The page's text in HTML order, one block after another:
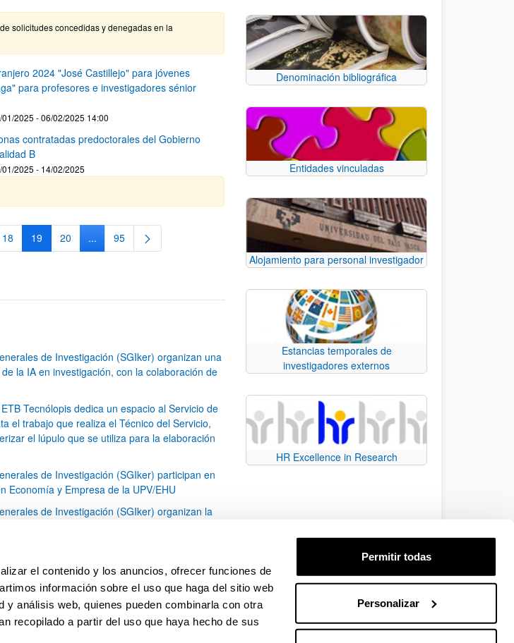
el contenido y los anuncios, ofrecer funciones de
información sobre el uso que haga del sitio web
análisis web, quienes pueden combinarla con otra
recopilado a partir del uso que haya hecho de sus
Permitir todas
Personalizar
solicitudes concedidas y denegadas en la
2024 "José Castillejo" para jóvenes
para profesores e investigadores sénior
2025 - 06/02/2025 14:00
contratadas predoctorales del Gobierno
B
2025 - 14/02/2025
intermedias Use TAB para desplazarse.
Página
18 Página
19 Página
20 ...Páginas intermedias Use TAB para desplazarse.
Página
95
de Investigación (SGIker) organizan una
la IA en investigación, con la colaboración de
Tecnólopis dedica un espacio al Servicio de
el trabajo que realiza el Técnico del Servicio,
el lúpulo que se utiliza para la elaboración
de Investigación (SGIker) participan en
Economía y Empresa de la UPV/EHU
de Investigación (SGIker) organizan la
variedades de lúpulo silvestre
Página
2 Página
3 ...
Páginas intermedias Use TAB para desplazarse.
Página
79
Denominación bibliográfica
Entidades vinculadas
Alojamiento para personal investigador
Estancias temporales de
investigadores externos
HR Excellence in Research